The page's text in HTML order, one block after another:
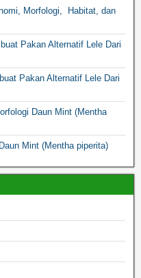
Morfologi, Habitat, dan
Pakan Alternatif Lele Dari
Pakan Alternatif Lele Dari
Daun Mint (Mentha
Mint (Mentha piperita)